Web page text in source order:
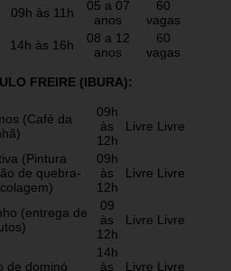
09h às 11h
05 a 07
anos
60
vagas
14h às 16h
08 a 12
anos
60
vagas
FREIRE (IBURA):
(Café da
09h
às
12h
Livre Livre
(Pintura
de quebra-
09h
às
12h
Livre Livre
(entrega de
09
às
12h
Livre Livre
de dominó
14h
às
Livre Livre